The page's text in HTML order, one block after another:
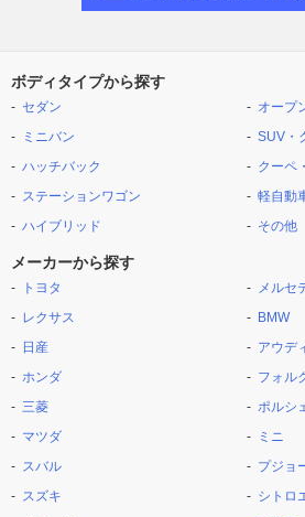
ボディタイプから探す
セダン
ミニバン
ハッチバック
ステーションワゴン
ハイブリッド
オープ
SUV・
クーペ
軽自動
その他
メーカーから探す
トヨタ
レクサス
日産
ホンダ
三菱
マツダ
スバル
スズキ
メルセ
BMW
アウデ
フォル
ポルシ
ミニ
プジョ
シトロ